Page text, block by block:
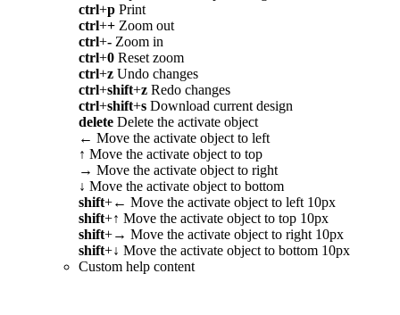
ctrl+p Print
ctrl++ Zoom out
ctrl+- Zoom in
ctrl+0 Reset zoom
ctrl+z Undo changes
ctrl+shift+z Redo changes
ctrl+shift+s Download current design
delete Delete the activate object
← Move the activate object to left
↑ Move the activate object to top
→ Move the activate object to right
↓ Move the activate object to bottom
shift+← Move the activate object to left 10px
shift+↑ Move the activate object to top 10px
shift+→ Move the activate object to right 10px
shift+↓ Move the activate object to bottom 10px
Custom help content